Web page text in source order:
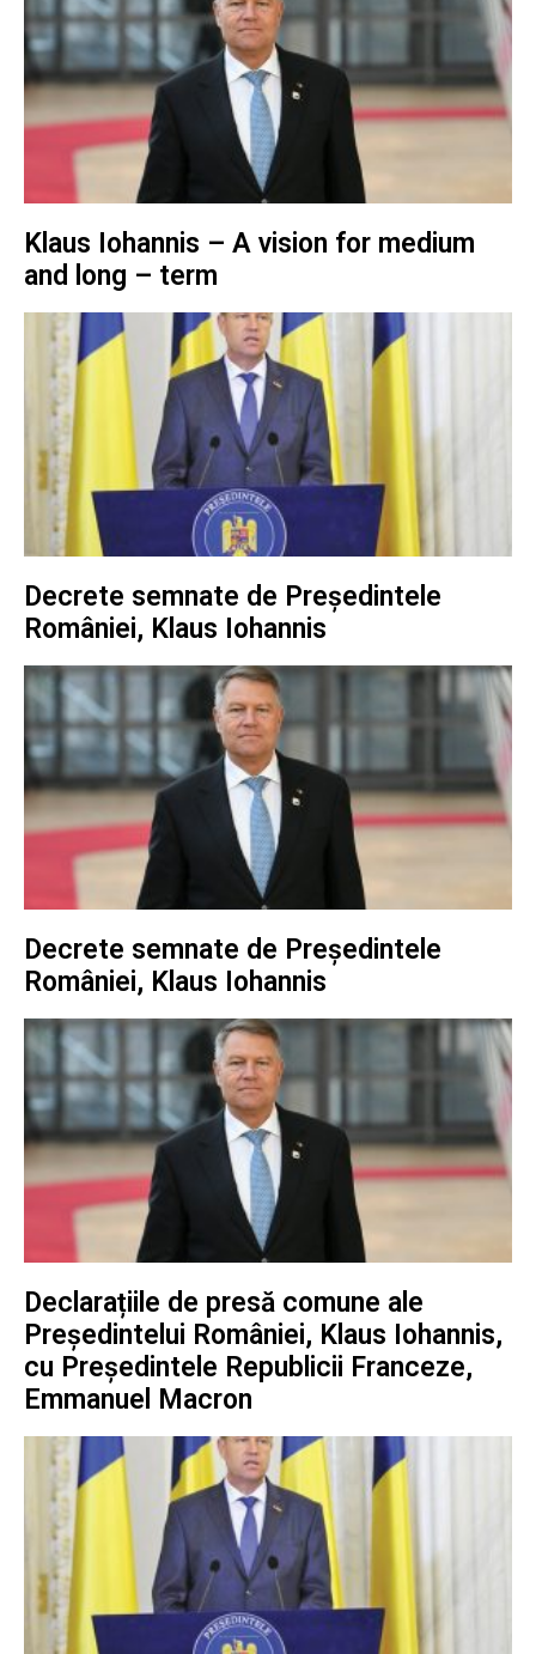
Klaus Iohannis – A vision for medium
and long – term
Decrete semnate de Președintele
României, Klaus Iohannis
Decrete semnate de Președintele
României, Klaus Iohannis
Declarațiile de presă comune ale
Președintelui României, Klaus Iohannis,
cu Președintele Republicii Franceze,
Emmanuel Macron